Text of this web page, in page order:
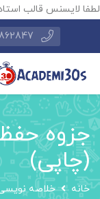
لطفا لایسنس قالب
جزوه
(چاپی)
خانه خلاصه